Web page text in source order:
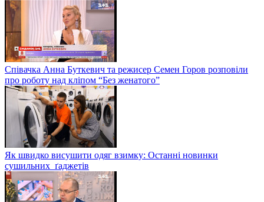
Співачка Анна Буткевич та режисер Семен Горов розповіли
про роботу над кліпом “Без женатого”
Як швидко висушити одяг взимку: Останні новинки
сушильних ґаджетів